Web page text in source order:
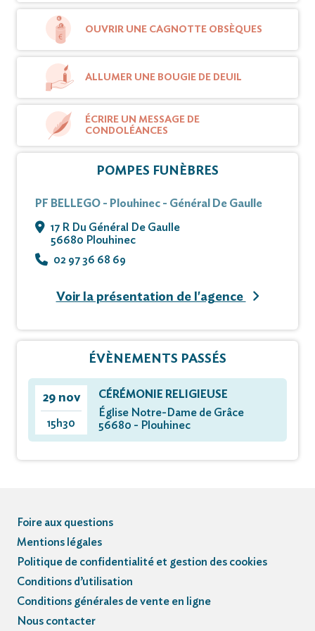
Vous pouvez déposer vos messages de
condoléances et témoignages sur ce site.
OUVRIR UNE CAGNOTTE OBSÈQUES
ALLUMER UNE BOUGIE DE DEUIL
ÉCRIRE UN MESSAGE DE
CONDOLÉANCES
POMPES FUNÈBRES
PF BELLEGO - Plouhinec - Général De Gaulle
17 R Du Général De Gaulle
56680 Plouhinec
02 97 36 68 69
Voir la présentation de l'agence
ÉVÈNEMENTS PASSÉS
29 nov
15h30
CÉRÉMONIE RELIGIEUSE
Église Notre-Dame de Grâce
56680 - Plouhinec
Foire aux questions
Mentions légales
Politique de confidentialité et gestion des cookies
Conditions d’utilisation
Conditions générales de vente en ligne
Nous contacter